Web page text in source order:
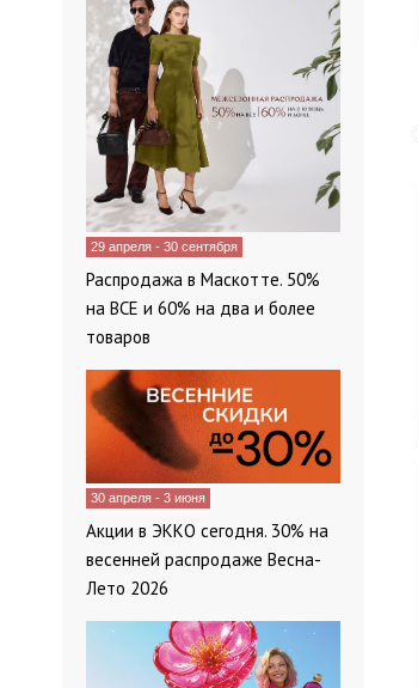
29 апреля - 30 сентября
Распродажа в Маскотте. 50%
на ВСЕ и 60% на два и более
товаров
30 апреля - 3 июня
Акции в ЭККО сегодня. 30% на
весенней распродаже Весна-
Лето 2026